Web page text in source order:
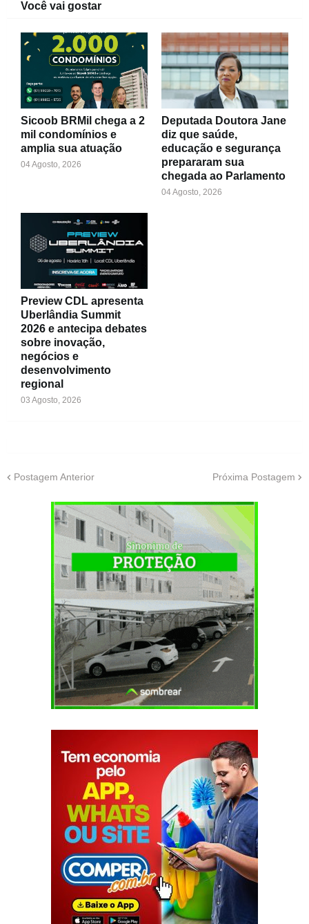
Você vai gostar
Sicoob BRMil chega a 2
mil condomínios e
amplia sua atuação
04 Agosto, 2026
Deputada Doutora Jane
diz que saúde,
educação e segurança
prepararam sua
chegada ao Parlamento
04 Agosto, 2026
Preview CDL apresenta
Uberlândia Summit
2026 e antecipa debates
sobre inovação,
negócios e
desenvolvimento
regional
03 Agosto, 2026
Postagem Anterior Próxima Postagem